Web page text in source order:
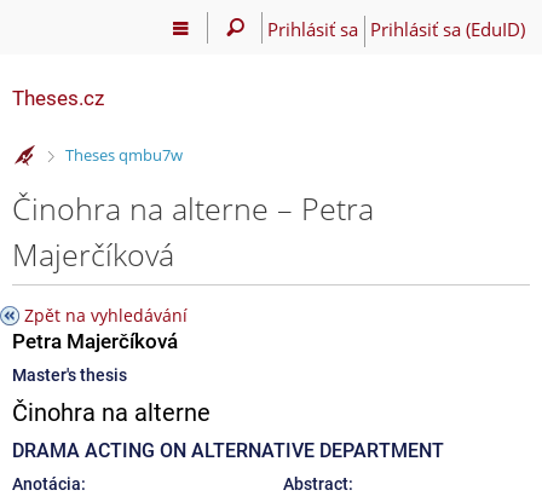
Prihlásiť sa Prihlásiť sa (EduID)
Theses.cz
>
Theses qmbu7w
Činohra na alterne – Petra
Majerčíková
Zpět na vyhledávání
Petra Majerčíková
Master's thesis
Činohra na alterne
DRAMA ACTING ON ALTERNATIVE DEPARTMENT
Anotácia: Abstract: